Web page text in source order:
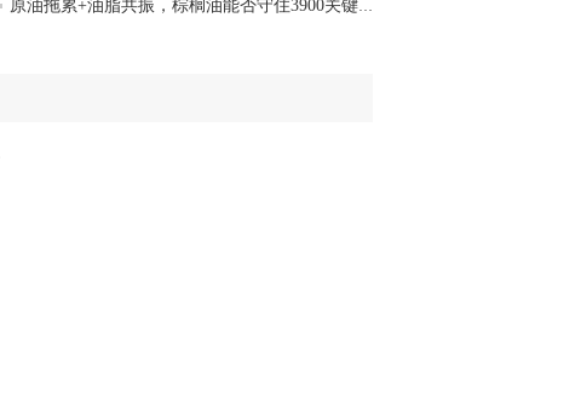
匿名网友-中金在线手机网：老师好，金现在
原油拖累+油脂共振，棕榈油能否守住3900关键支...